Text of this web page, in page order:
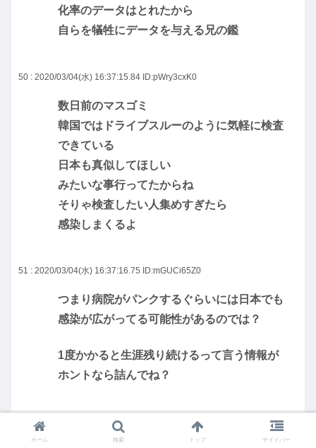
化率のデータはとれたから
自らを犠牲にデータを与える兄の鑑
50 : 2020/03/04(水) 16:37:15.84 ID:pWry3cxK0
数日前のマスゴミ
韓国ではドライブスルーのように気軽に検査
できている
日本も真似してほしい
みたいな事行ってたからね
そりゃ検査したい人集めすぎたら
感染しまくるよ
51 : 2020/03/04(水) 16:37:16.75 ID:mGUCi65Z0
つまり病院がパンクするぐらいには日本でも
感染が広がってる可能性があるのでは？
1度かかると生涯残り続けるって言う情報が
ホントなら詰んでね？
53 : 2020/03/04(水) 16:37:54.90 ID:SCg5JQdx0
ホーム 検索 トップ サイドバー